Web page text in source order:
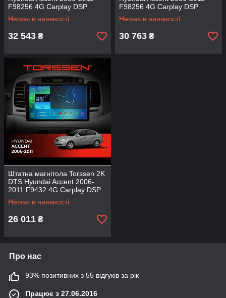
F98256 4G Carplay DSP
Немає в наявності
32 543 ₴
F98256 4G Carplay DSP
Немає в наявності
30 763 ₴
Штатна магнітола Torssen 2K
DTS Hyundai Accent 2006-
2011 F9432 4G Carplay DSP
Немає в наявності
26 011 ₴
Про нас
93% позитивних з 55 відгуків за рік
Працює з 27.06.2016